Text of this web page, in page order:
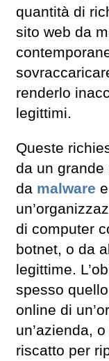
quantità di
sito web da
renderlo
legittimi.
Queste
da un
da malware
di computer
botnet, o da
legittime.
spesso
online di
un’azienda,
riscatto per